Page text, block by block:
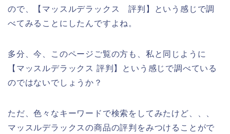
ので、【マッスルデラックス 評判】という感じで調
べてみることにしたんですよね。
多分、今、このページご覧の方も、私と同じように
【マッスルデラックス 評判】という感じで調べている
のではないでしょうか？
ただ、色々なキーワードで検索をしてみたけど、、、
マッスルデラックスの商品の評判をみつけることがで